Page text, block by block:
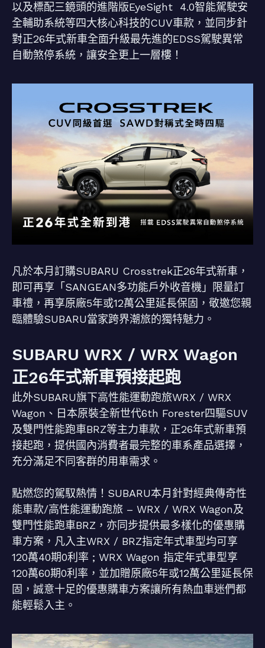
以及標配三鏡頭的進階版EyeSight 4.0智能駕駛安
全輔助系統等四大核心科技的CUV車款，並同步針
對正26年式新車全面升級最先進的EDSS駕駛異常
自動煞停系統，讓安全更上一層樓！
凡於本月訂購SUBARU Crosstrek正26年式新車，
即可再享「SANGEAN多功能戶外收音機」限量訂
車禮，再享原廠5年或12萬公里延長保固，敬邀您親
臨體驗SUBARU當家跨界潮旅的獨特魅力。
SUBARU WRX / WRX Wagon
正26年式新車預接起跑
此外SUBARU旗下高性能運動跑旅WRX / WRX
Wagon、日本原裝全新世代6th Forester四驅SUV
及雙門性能跑車BRZ等主力車款，正26年式新車預
接起跑，提供國內消費者最完整的車系產品選擇，
充分滿足不同客群的用車需求。
點燃您的駕馭熱情！SUBARU本月針對經典傳奇性
能車款/高性能運動跑旅 – WRX / WRX Wagon及
雙門性能跑車BRZ，亦同步提供最多樣化的優惠購
車方案，凡入主WRX / BRZ指定年式車型均可享
120萬40期0利率 ; WRX Wagon 指定年式車型享
120萬60期0利率，並加贈原廠5年或12萬公里延長保
固，誠意十足的優惠購車方案讓所有熱血車迷們都
能輕鬆入主。